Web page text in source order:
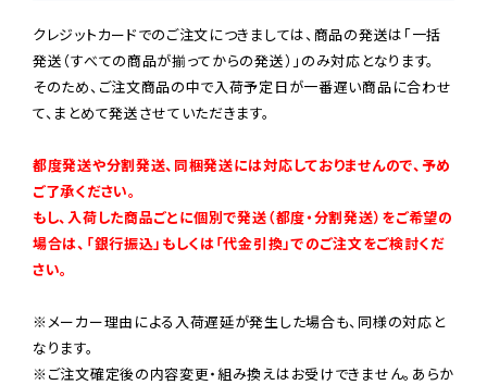
クレジットカードでのご注文につきましては、商品の発送は「一括
発送（すべての商品が揃ってからの発送）」のみ対応となります。
そのため、ご注文商品の中で入荷予定日が一番遅い商品に合わせ
て、まとめて発送させていただきます。
都度発送や分割発送、同梱発送には対応しておりませんので、予め
ご了承ください。
もし、入荷した商品ごとに個別で発送（都度・分割発送）をご希望の
場合は、「銀行振込」もしくは「代金引換」でのご注文をご検討くだ
さい。
※メーカー理由による入荷遅延が発生した場合も、同様の対応と
なります。
※ご注文確定後の内容変更・組み換えはお受けできません。あらか